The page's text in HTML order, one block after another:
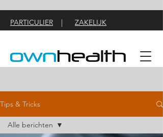
PARTICULIER | ZAKELIJK
Tips & Tricks
Alle berichten